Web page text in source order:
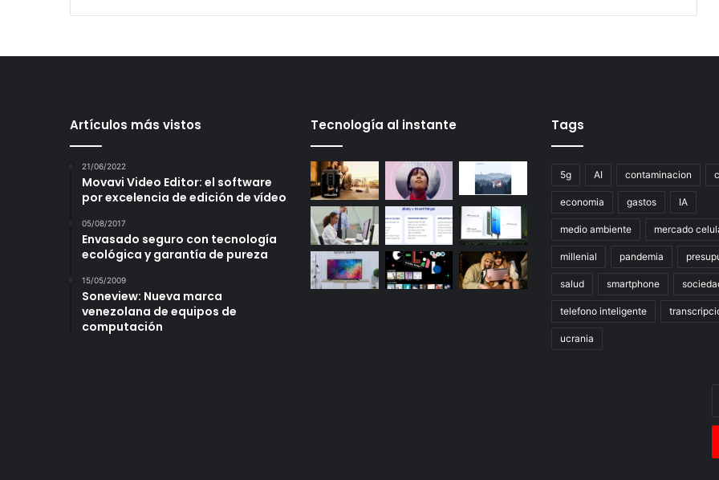
Artículos más vistos
21/06/2022
Movavi Video Editor: el software
por excelencia de edición de vídeo
05/08/2017
Envasado seguro con tecnología
ecológica y garantía de pureza
15/05/2009
Soneview: Nueva marca
venezolana de equipos de
computación
Tecnología al instante Tags
5g AI contaminacion
economia gastos IA
medio ambiente mercado
millenial pandemia
salud smartphone
telefono inteligente
ucrania